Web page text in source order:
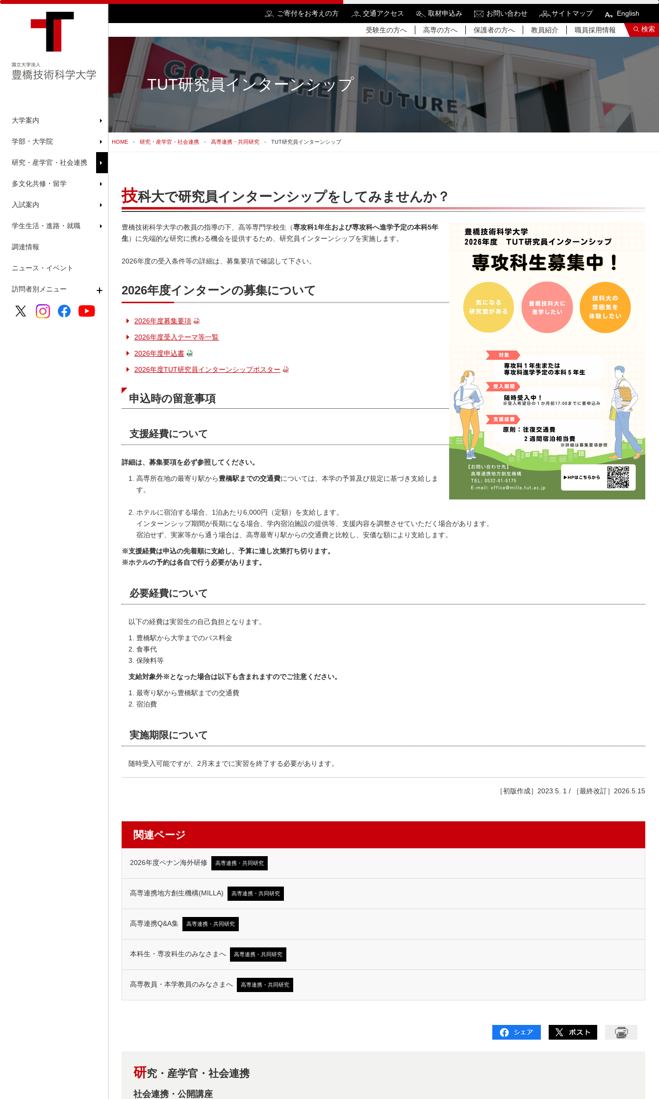
大学案内
学部・大学院
研究・産学官・社会連携
多文化共修・留学
入試案内
学生生活・進路・就職
調達情報
ニュース・イベント
訪問者別メニュー
ご寄付をお考えの方 交通アクセス 取材申込み お問い合わせ サイトマップ English
受験生の方へ 高専の方へ 保護者の方へ 教員紹介 職員採用情報 検索
検索結果をもっと見る
TUT研究員インターンシップ
HOME 研究・産学官・社会連携 高専連携・共同研究 TUT研究員インターンシップ
技科大で研究員インターンシップをしてみませんか？
豊橋技術科学大学の教員の指導の下、高等専門学校生（専攻科1年生および専攻科へ進学予定の本科5年
生）に先端的な研究に携わる機会を提供するため、研究員インターンシップを実施します。
2026年度の受入条件等の詳細は、募集要項で確認して下さい。
2026年度インターンの募集について
2026年度募集要項
2026年度受入テーマ等一覧
2026年度申込書
2026年度TUT研究員インターンシップポスター
申込時の留意事項
支援経費について
詳細は、募集要項を必ず参照してください。
高専所在地の最寄り駅から豊橋駅までの交通費については、本学の予算及び規定に基づき支給しま
す。
ホテルに宿泊する場合、1泊あたり6,000円（定額）を支給します。
インターンシップ期間が長期になる場合、学内宿泊施設の提供等、支援内容を調整させていただく場合があります。
宿泊せず、実家等から通う場合は、高専最寄り駅からの交通費と比較し、安価な額により支給します。
※支援経費は申込の先着順に支給し、予算に達し次第打ち切ります。
※ホテルの予約は各自で行う必要があります。
必要経費について
以下の経費は実習生の自己負担となります。
豊橋駅から大学までのバス料金
食事代
保険料等
支給対象外※となった場合は以下も含まれますのでご注意ください。
最寄り駅から豊橋駅までの交通費
宿泊費
実施期限について
随時受入可能ですが、2月末までに実習を終了する必要があります。
［初版作成］2023.5. 1 / ［最終改訂］2026.5.15
関連ページ
2026年度ペナン海外研修 高専連携・共同研究
高専連携地方創生機構(MILLA) 高専連携・共同研究
高専連携Q&A集 高専連携・共同研究
本科生・専攻科生のみなさまへ 高専連携・共同研究
高専教員・本学教員のみなさまへ 高専連携・共同研究
研究・産学官・社会連携
社会連携・公開講座